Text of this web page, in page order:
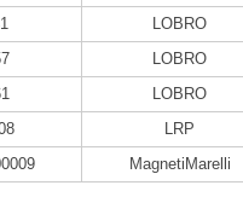
LOBRO
LOBRO
LOBRO
LRP
MagnetiMarelli